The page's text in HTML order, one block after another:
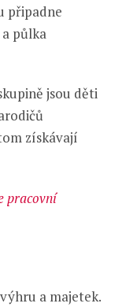
připadne
půlka
jsou děti
získávají
pracovní
a majetek.